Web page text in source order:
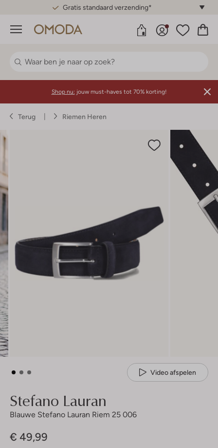
Gratis standaard verzending*
Menu
Shop nu: jouw must-haves tot 70% korting!
Terug Riemen Heren
Video afspelen
Stefano Lauran
Blauwe Stefano Lauran Riem 25 006
€ 49,99